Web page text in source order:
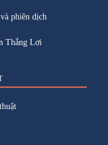
phiên dịch
Thắng Lợi